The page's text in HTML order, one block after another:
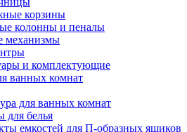
корзины
колонны и пеналы
механизмы
и комплектующие
ванных комнат
для ванных комнат
для белья
емкостей для П-образных ящиков